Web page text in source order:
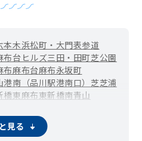
本木浜松町・大門表参道
布台ヒルズ三田・田町芝公園
布麻布台麻布永坂町
港南（品川駅港南口） 芝芝浦
橋東麻布東新橋南青山
見る